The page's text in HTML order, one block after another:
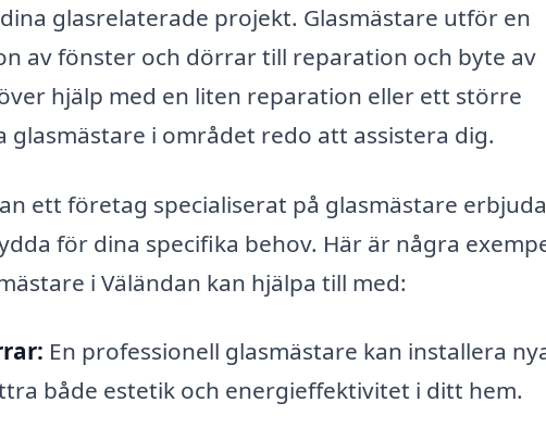
glasrelaterade projekt. Glasmästare utför en
av fönster och dörrar till reparation och byte av
hjälp med en liten reparation eller ett större
i området redo att assistera dig.
ett företag specialiserat på glasmästare
för dina specifika behov. Här är några
i Väländan kan hjälpa till med:
En professionell glasmästare kan installera
både estetik och energieffektivitet i ditt hem.